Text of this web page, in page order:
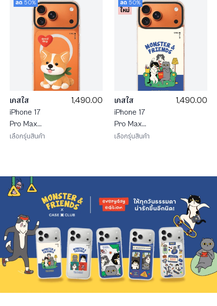
ลด 50%
เคสใส
iPhone 17
Pro Max
MagSafe
1,490.00
เลือกรุ่นสินค้า
ลด 50%
ใหม่
เคสใส
iPhone 17
Pro Max
MagSafe
1,490.00
เลือกรุ่นสินค้า